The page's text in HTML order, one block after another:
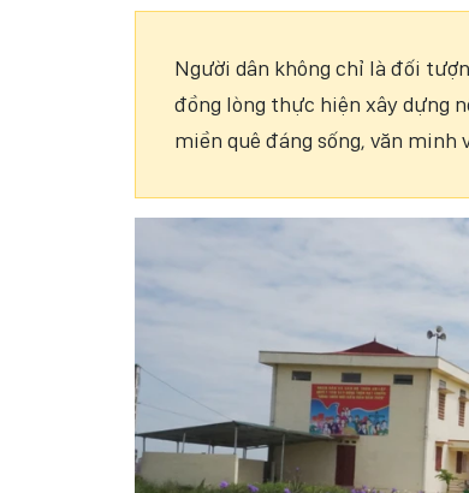
Người dân không chỉ là đối
đồng lòng thực hiện xây dựng
miền quê đáng sống, văn minh